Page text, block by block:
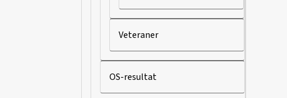
Veteraner
OS-resultat